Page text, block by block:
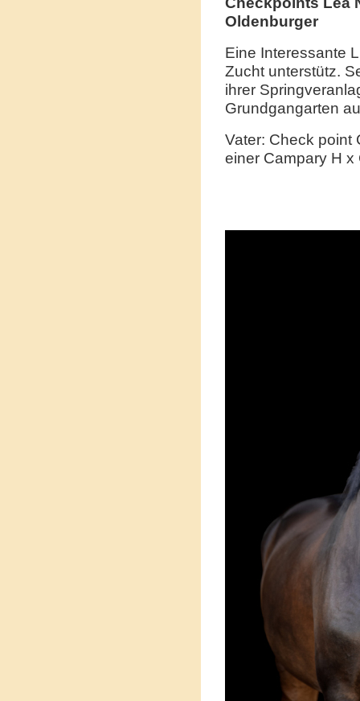
Oldenburger
Eine Interessante
Zucht unterstütz.
ihrer
Grundgangarten
Vater: Check point
einer Campary H x